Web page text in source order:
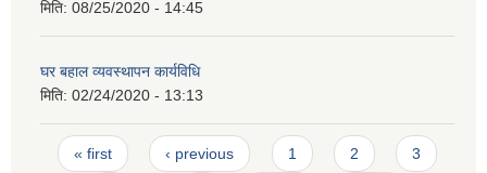
मिति: 08/25/2020 - 14:45
घर बहाल व्यवस्थापन कार्यविधि
मिति: 02/24/2020 - 13:13
Pages
« first ‹ previous 1 2 3